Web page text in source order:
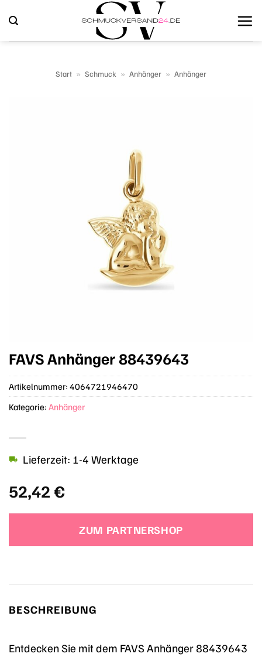
Inhalt
springen
Start » Schmuck » Anhänger » Anhänger
FAVS Anhänger 88439643
52,42€
Lieferzeit: 1-4 Werktage
ZUM PARTNERSHOP
Artikelnummer: 4064721946470
Kategorie: Anhänger
BESCHREIBUNG
Entdecken Sie mit dem FAVS Anhänger 88439643